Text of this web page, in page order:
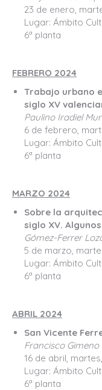
23 de enero,
Lugar: Ámbito
6ª planta
FEBRERO 2024
Trabajo urbano
siglo XV
Paulino Iradiel
6 de febrero,
Lugar: Ámbito
6ª planta
MARZO 2024
Sobre la
siglo XV.
Gómez-Ferrer
5 de marzo,
Lugar: Ámbito
6ª planta
ABRIL 2024
San Vicente
Francisco Gimeno
16 de abril,
Lugar: Ámbito
6ª planta